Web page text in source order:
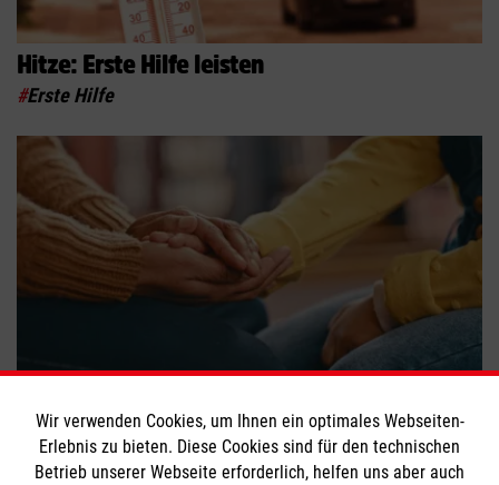
Hitze: Erste Hilfe leisten
#Erste Hilfe
Erste Hilfe für die Psyche
Erste Hilfe #Psyche & Gesundheit
Wir verwenden Cookies, um Ihnen ein optimales Webseiten-
Erlebnis zu bieten. Diese Cookies sind für den technischen
Betrieb unserer Webseite erforderlich, helfen uns aber auch